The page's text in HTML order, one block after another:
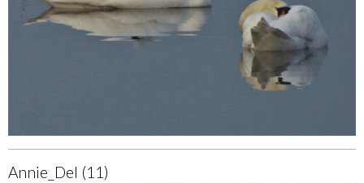
Annie_Del (11)